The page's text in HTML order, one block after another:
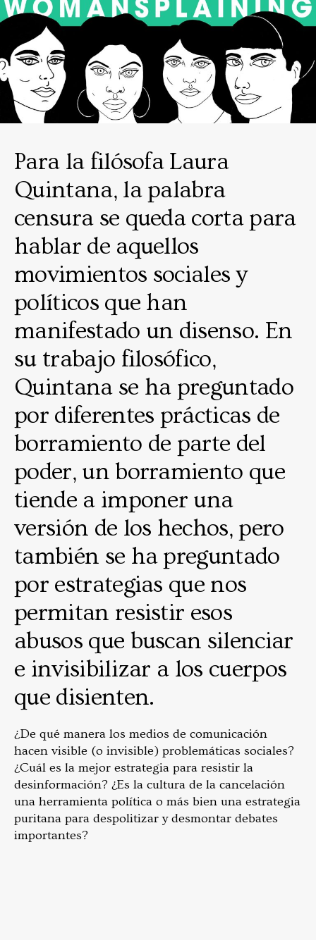
Para la filósofa Laura
Quintana, la palabra
censura se queda corta para
hablar de aquellos
movimientos sociales y
políticos que han
manifestado un disenso. En
su trabajo filosófico,
Quintana se ha preguntado
por diferentes prácticas de
borramiento de parte del
poder, un borramiento que
tiende a imponer una
versión de los hechos, pero
también se ha preguntado
por estrategias que nos
permitan resistir esos
abusos que buscan silenciar
e invisibilizar a los cuerpos
que disienten.
¿De qué manera los medios de comunicación
hacen visible (o invisible) problemáticas sociales?
¿Cuál es la mejor estrategia para resistir la
desinformación? ¿Es la cultura de la cancelación
una herramienta política o más bien una estrategia
puritana para despolitizar y desmontar debates
importantes?